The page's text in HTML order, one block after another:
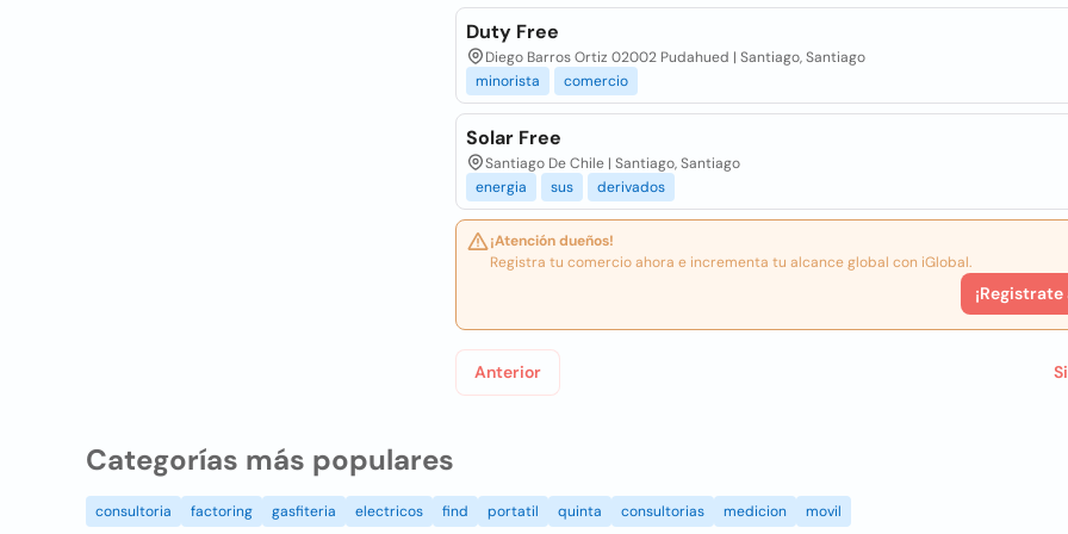
Duty Free
Diego Barros Ortiz 02002 Pudahued | Santiago, Santiago
minorista
comercio
Solar Free
Santiago De Chile | Santiago, Santiago
energia
sus derivados
¡Atención dueños!
Registra tu comercio ahora e incrementa tu alcance global con iGlobal.
¡Registrate
Anterior
Categorías más populares
consultoria factoring gasfiteria electricos find portatil quinta consultorias medicion movil